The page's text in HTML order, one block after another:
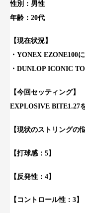
性別：男性
年齢：20代
【現在状況】
・YONEX EZONE100に
・DUNLOP ICONIC
【今回セッティング】
EXPLOSIVE BITE1.27
【現状のストリングの
【打球感：5】
【反発性：4】
【コントロール性：3】